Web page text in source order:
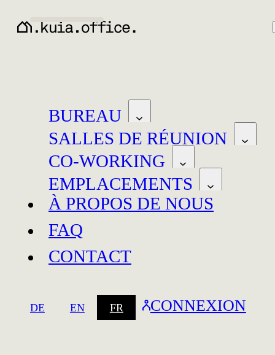
BUREAU
Neuchâtel
SALLES DE RÉUNION
CO-WORKING
Steinhausen
EMPLACEMENTS
Spreitenbach
À PROPOS DE NOUS
FAQ
CONTACT
DE EN FR CONNEXION